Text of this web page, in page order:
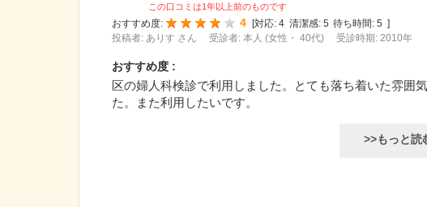
この口コミは1年以上前のものです
おすすめ度:
4 [対応: 4 清潔感: 5 待ち時間: 5 ]
投稿者: ありす さん
受診者: 本人 (女性・ 40代) 受診時期: 2010年
おすすめ度 :
区の婦人科検診で利用しました。とても落ち着いた雰囲
た。また利用したいです。
>>もっと読